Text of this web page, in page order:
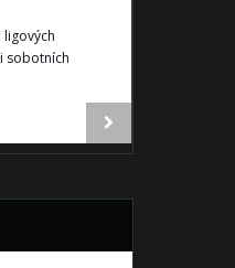
sobotních